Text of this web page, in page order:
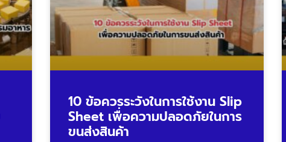
10 ข้อควรระวังในการใช้งาน Slip
Sheet เพื่อความปลอดภัยในการ
ขนส่งสินค้า